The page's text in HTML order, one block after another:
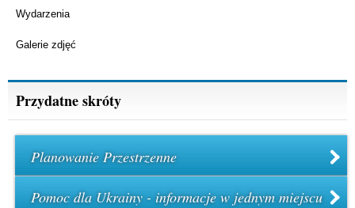
Wydarzenia
Galerie zdjęć
Przydatne skróty
Planowanie Przestrzenne
Pomoc dla Ukrainy - informacje w jednym miejscu